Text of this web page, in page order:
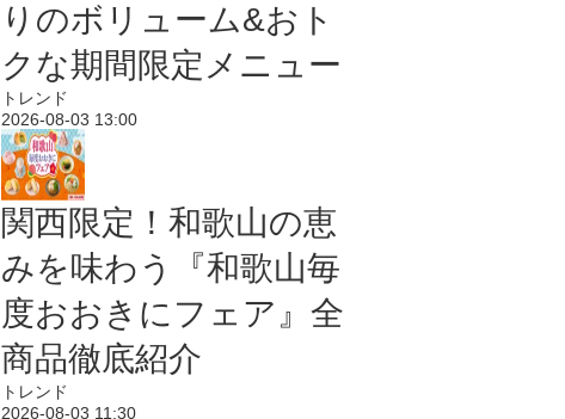
りのボリューム&おト
クな期間限定メニュー
トレンド
2026-08-03 13:00
関西限定！和歌山の恵
みを味わう『和歌山毎
度おおきにフェア』全
商品徹底紹介
トレンド
2026-08-03 11:30